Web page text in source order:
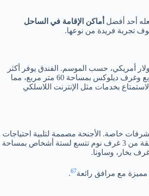
أحد أفضل أماكن الإقامة في الساحل
تجربة فريدة من نوعها.
أسعار الإقامة في فندق رمادا أمواج للغرف الفاخرة بين 106 دولار إلى 200 دولار أمريكي، حسب الموسم. الفندق يوفر أكثر
من 160 غرفة فندقية بديكور عصري مميز، منها غرف سوبيريور بمساحة 40 متر مربع وغرف ديلوكس بمساحة 60 متر مربع، مما
بخدمات مثل الإنترنت اللاسلكي
شرفات خاصة. الأجنحة مصممة لتلبية احتياجات
العائلات، حيث تتسع شقة من غرفتي نوم لأربعة أشخاص بمساحة 127 متر مربع وشقة من 3 غرف نوم تتسع لستة أشخاص بمساحة
بخار، وساونا.
مميزة مع مرافق رائعة 67
.